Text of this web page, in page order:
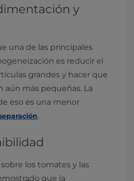
y
una de las principales
es reducir el
grandes y hacer que
aún más pequeñas. La
eso es una menor
.
los tomates y las
que la